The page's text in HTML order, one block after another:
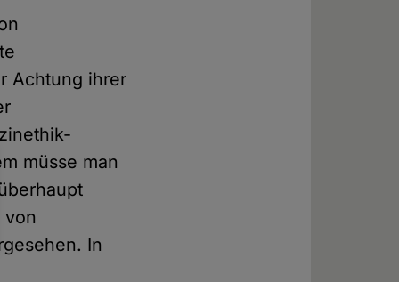
Achtung ihrer
müsse man
von
In